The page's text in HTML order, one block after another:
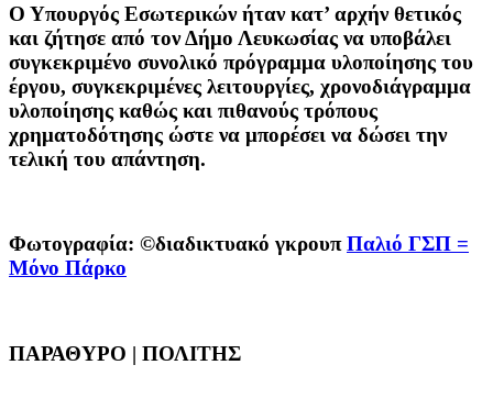
Ο Υπουργός Εσωτερικών ήταν κατ’ αρχήν θετικός
και ζήτησε από τον Δήμο Λευκωσίας να υποβάλει
συγκεκριμένο συνολικό πρόγραμμα υλοποίησης του
έργου, συγκεκριμένες λειτουργίες, χρονοδιάγραμμα
υλοποίησης καθώς και πιθανούς τρόπους
χρηματοδότησης ώστε να μπορέσει να δώσει την
τελική του απάντηση.
Φωτογραφία: ©διαδικτυακό γκρουπΠαλιό ΓΣΠ =
Μόνο Πάρκο
ΠΑΡΑΘΥΡΟ | ΠΟΛΙΤΗΣ